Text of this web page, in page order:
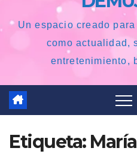
Un espacio creado
como actualidad,
entretenimiento,
Etiqueta: